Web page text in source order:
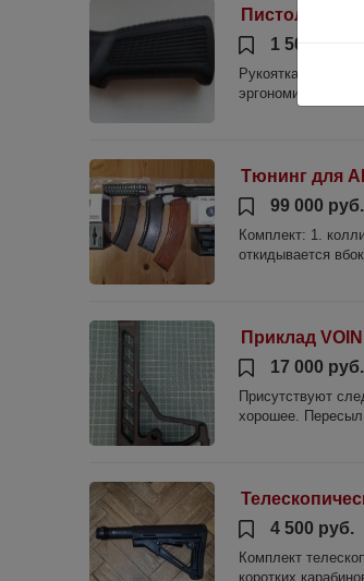
Пистолетная
1 500 руб.
Рукоятка для
эргономике. Цена
Тюнинг для
99 000 руб.
Комплект: 1.
откидывается
Приклад
17 000 руб.
Присутствуют
хорошее. Пересыл
4 500 руб.
Комплект
коротких